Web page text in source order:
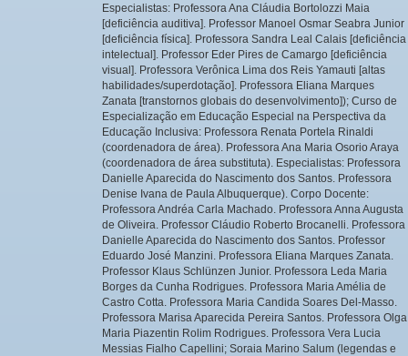
Especialistas: Professora Ana Cláudia Bortolozzi Maia
[deficiência auditiva]. Professor Manoel Osmar Seabra Junior
[deficiência física]. Professora Sandra Leal Calais [deficiência
intelectual]. Professor Eder Pires de Camargo [deficiência
visual]. Professora Verônica Lima dos Reis Yamauti [altas
habilidades/superdotação]. Professora Eliana Marques
Zanata [transtornos globais do desenvolvimento]); Curso de
Especialização em Educação Especial na Perspectiva da
Educação Inclusiva: Professora Renata Portela Rinaldi
(coordenadora de área). Professora Ana Maria Osorio Araya
(coordenadora de área substituta). Especialistas: Professora
Danielle Aparecida do Nascimento dos Santos. Professora
Denise Ivana de Paula Albuquerque). Corpo Docente:
Professora Andréa Carla Machado. Professora Anna Augusta
de Oliveira. Professor Cláudio Roberto Brocanelli. Professora
Danielle Aparecida do Nascimento dos Santos. Professor
Eduardo José Manzini. Professora Eliana Marques Zanata.
Professor Klaus Schlünzen Junior. Professora Leda Maria
Borges da Cunha Rodrigues. Professora Maria Amélia de
Castro Cotta. Professora Maria Candida Soares Del-Masso.
Professora Marisa Aparecida Pereira Santos. Professora Olga
Maria Piazentin Rolim Rodrigues. Professora Vera Lucia
Messias Fialho Capellini; Soraia Marino Salum (legendas e